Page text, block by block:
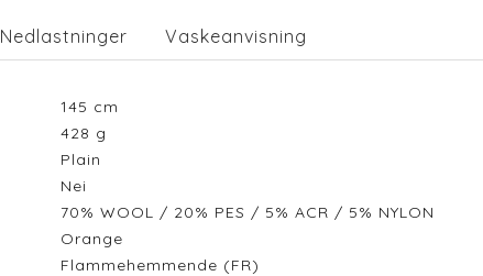
Nedlastninger Vaskeanvisning
145 cm
428 g
Plain
Nei
70% WOOL / 20% PES / 5% ACR / 5% NYLON
Orange
Flammehemmende (FR)